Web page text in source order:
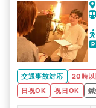
交通事故対応 20時
日祝OK
祝日OK 鍼